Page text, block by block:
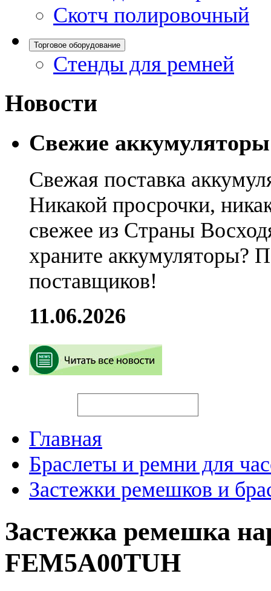
Скотч полировочный
Торговое оборудование
Стенды для ремней
Новости
Свежие
Свежая поставка
Никакой просрочки,
свежее из Страны
храните аккумуляторы?
поставщиков!
11.06.2026
Главная
Браслеты и ремни для
Застежки ремешков и
Застежка ремешка
FEM5A00TUH